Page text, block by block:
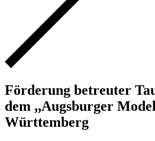
Förderung betreuter
dem ,,Augsburger
Württemberg